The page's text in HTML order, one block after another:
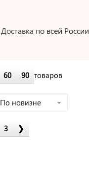
Доставка по всей России
60 90 товаров
По новизне
3 ❯